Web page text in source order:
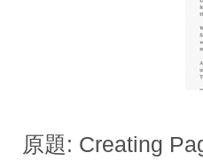
原題: Creating